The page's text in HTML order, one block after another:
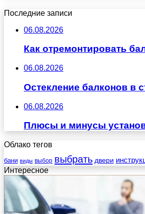
Последние записи
06.08.2026
Как отремонтировать
06.08.2026
Остекление балконов в
06.08.2026
Плюсы и минусы
Облако тегов
бани виды выбор выбрать двери
Интересное